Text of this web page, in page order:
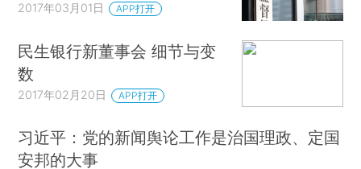
2017年03月01日 APP打开
民生银行新董事会 细节与变
数
2017年02月20日 APP打开
习近平：党的新闻舆论工作是治国理政、定国
安邦的大事